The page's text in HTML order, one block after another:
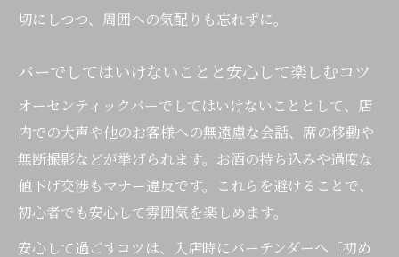
切にしつつ、周囲への気配りも忘れずに。
バーでしてはいけないことと安心して楽しむコツ
オーセンティックバーでしてはいけないこととして、店
内での大声や他のお客様への無遠慮な会話、席の移動や
無断撮影などが挙げられます。お酒の持ち込みや過度な
値下げ交渉もマナー違反です。これらを避けることで、
初心者でも安心して雰囲気を楽しめます。
安心して過ごすコツは、入店時にバーテンダーへ「初め